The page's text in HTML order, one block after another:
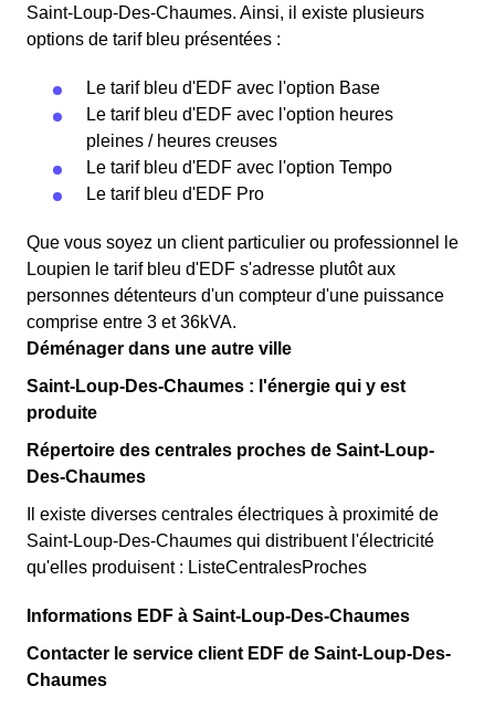
Saint-Loup-Des-Chaumes. Ainsi, il existe plusieurs
options de tarif bleu présentées :
Le tarif bleu d'EDF avec l'option Base
Le tarif bleu d'EDF avec l'option heures
pleines / heures creuses
Le tarif bleu d'EDF avec l'option Tempo
Le tarif bleu d'EDF Pro
Que vous soyez un client particulier ou professionnel le
Loupien le tarif bleu d'EDF s'adresse plutôt aux
personnes détenteurs d'un compteur d'une puissance
comprise entre 3 et 36kVA.
Déménager dans une autre ville
Saint-Loup-Des-Chaumes : l'énergie qui y est
produite
Répertoire des centrales proches de Saint-Loup-
Des-Chaumes
Il existe diverses centrales électriques à proximité de
Saint-Loup-Des-Chaumes qui distribuent l'électricité
qu'elles produisent : ListeCentralesProches
Informations EDF à Saint-Loup-Des-Chaumes
Contacter le service client EDF de Saint-Loup-Des-
Chaumes